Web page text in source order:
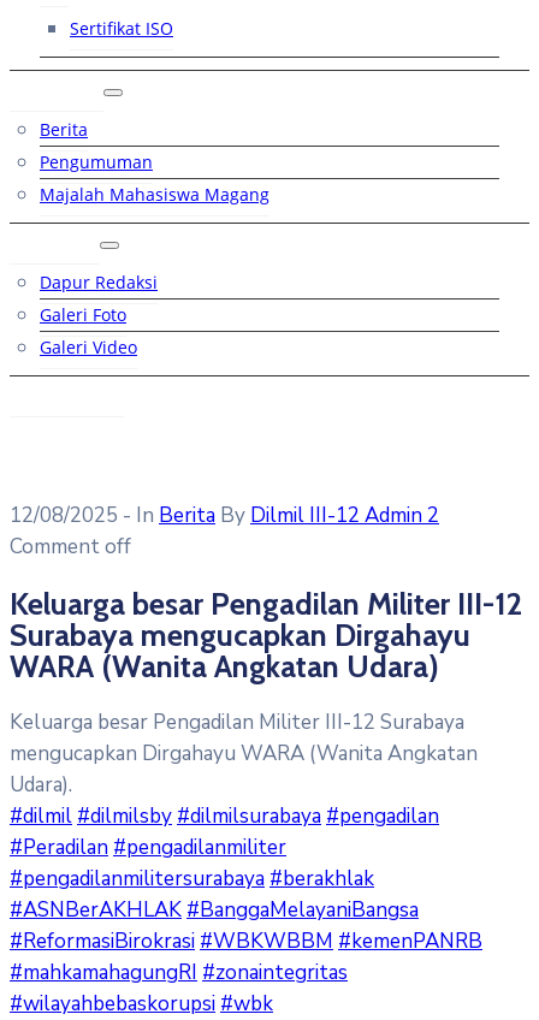
Sertifikat ISO
Berita
Pengumuman
Majalah Mahasiswa Magang
Dapur Redaksi
Galeri Foto
Galeri Video
12/08/2025 - In Berita By Dilmil III-12 Admin 2
Comment off
Keluarga besar Pengadilan Militer III-12
Surabaya mengucapkan Dirgahayu
WARA (Wanita Angkatan Udara)
Keluarga besar Pengadilan Militer III-12 Surabaya
mengucapkan Dirgahayu WARA (Wanita Angkatan
Udara).
#dilmil #dilmilsby #dilmilsurabaya #pengadilan
#Peradilan #pengadilanmiliter
#pengadilanmilitersurabaya #berakhlak
#ASNBerAKHLAK #BanggaMelayaniBangsa
#ReformasiBirokrasi #WBKWBBM #kemenPANRB
#mahkamahagungRI #zonaintegritas
#wilayahbebaskorupsi #wbk